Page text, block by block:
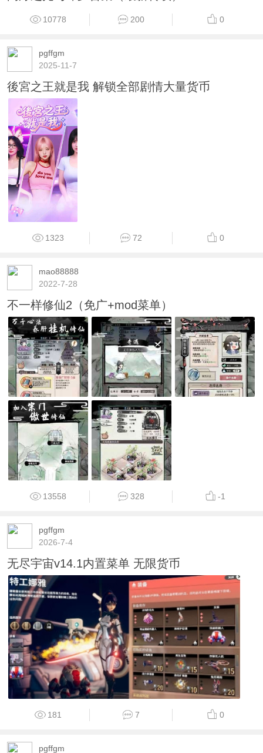
10778 200 0
pgffgm
2025-11-7
後宮之王就是我 解锁全部剧情大量货币
1323 72 0
mao88888
2022-7-28
不一样修仙2（免广+mod菜单）
13558 328 -1
pgffgm
2026-7-4
无尽宇宙v14.1内置菜单 无限货币
181 7 0
pgffgm